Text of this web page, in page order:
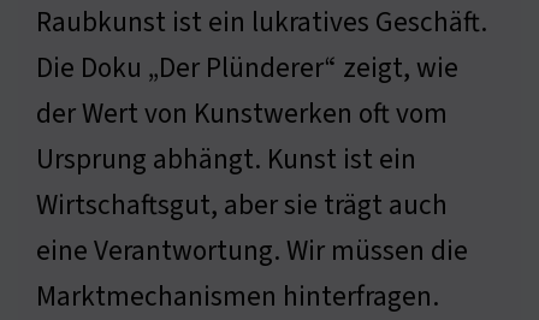
Raubkunst ist ein lukratives Geschäft.
Die Doku „Der Plünderer“ zeigt, wie
der Wert von Kunstwerken oft vom
Ursprung abhängt. Kunst ist ein
Wirtschaftsgut, aber sie trägt auch
eine Verantwortung. Wir müssen die
Marktmechanismen hinterfragen.